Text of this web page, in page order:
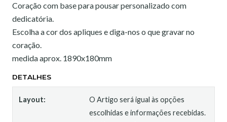
Coração com base para pousar personalizado com
dedicatória.
Escolha a cor dos apliques e diga-nos o que gravar no
coração.
medida aprox. 1890x180mm
DETALHES
Layout:
O Artigo será igual às opções
escolhidas e informações recebidas.